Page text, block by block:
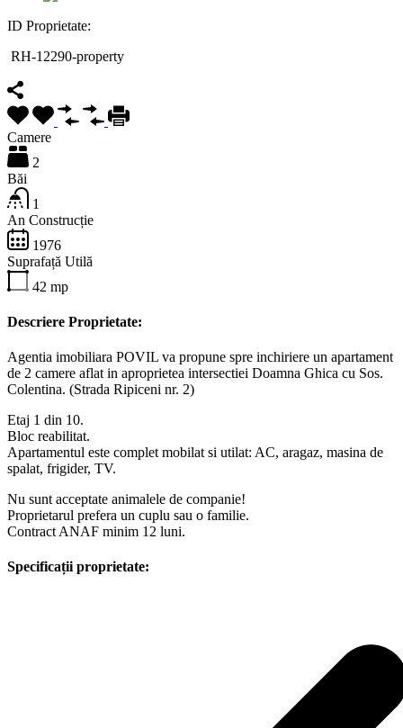
ID Proprietate:
RH-12290-property
Camere
2
Băi
1
An Construcție
1976
Suprafață Utilă
42 mp
Descriere Proprietate:
Agentia imobiliara POVIL va propune spre inchiriere un apartament
de 2 camere aflat in aproprietea intersectiei Doamna Ghica cu Sos.
Colentina. (Strada Ripiceni nr. 2)
Etaj 1 din 10.
Bloc reabilitat.
Apartamentul este complet mobilat si utilat: AC, aragaz, masina de
spalat, frigider, TV.
Nu sunt acceptate animalele de companie!
Proprietarul prefera un cuplu sau o familie.
Contract ANAF minim 12 luni.
Specificații proprietate: